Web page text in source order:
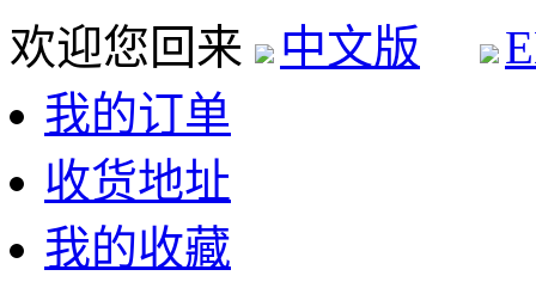
欢迎您回来 中文版
我的订单
收货地址
我的收藏